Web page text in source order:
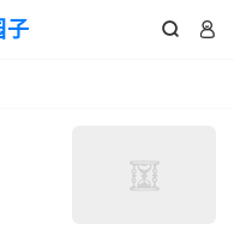
子  